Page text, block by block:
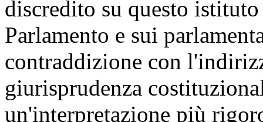
discredito su questo
Parlamento e sui
contraddizione con
giurisprudenza
un'interpretazione più